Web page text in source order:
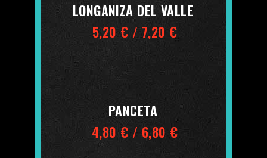
LONGANIZA DEL VALLE
5,20 € / 7,20 €
PANCETA
4,80 € / 6,80 €